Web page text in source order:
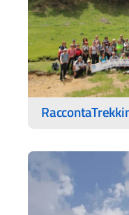
cai/dettaglio/le-
%E2%80%9Cin-
https://
cai/dettaglio/il-cai-
https://
cai/dettaglio/due-